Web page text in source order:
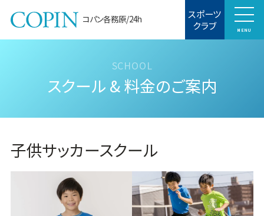
コパン各務原/24h スポーツ
クラブ MENU
スクール & 料金のご案内
子供サッカースクール